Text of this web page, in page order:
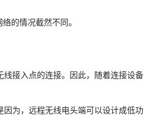
的情况截然不同。
接入点的连接。因此，随着连接设备
为，远程无线电头端可以设计成低功